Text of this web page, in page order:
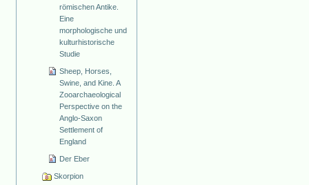
römischen Antike.
Eine
morphologische und
kulturhistorische
Studie
Sheep, Horses,
Swine, and Kine. A
Zooarchaeological
Perspective on the
Anglo-Saxon
Settlement of
England
Der Eber
Skorpion